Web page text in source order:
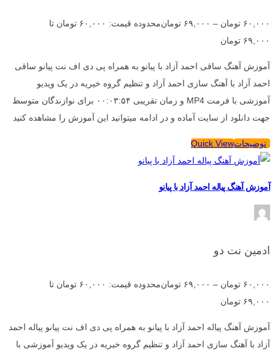
۶۰,۰۰۰ تومان – ۶۹,۰۰۰ تومان
محدوده قیمت: ۶۰,۰۰۰ تومان تا
۶۹,۰۰۰ تومان
آموزش آهنگ ساقی احمد آزاد با پیانو به همراه پی دی اف نت پیانو ساقی
احمد آزاد با آهنگ سازی احمد آزاد و تنظیم گروه خیریه در یک ویدیو
آموزشی با فرمت MP4 و زمان تقریبی ۰۰:۰۳:۵۴ برای نوازندگان متوسط
جهت دانلود از سایت آماده و در ادامه میتوانید این آموزش را مشاهده کنید
توضیحاتQuick View
آموزش آهنگ پیاله احمد آزاد با پیانو
ادمین نت دو
۶۰,۰۰۰ تومان – ۶۹,۰۰۰ تومان
محدوده قیمت: ۶۰,۰۰۰ تومان تا
۶۹,۰۰۰ تومان
آموزش آهنگ پیاله احمد آزاد با پیانو به همراه پی دی اف نت پیانو پیاله احمد
آزاد با آهنگ سازی احمد آزاد و تنظیم گروه خیریه در یک ویدیو آموزشی با